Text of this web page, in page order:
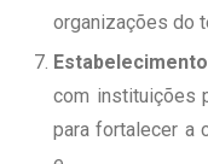
organizações do
com instituições
para fortalecer a